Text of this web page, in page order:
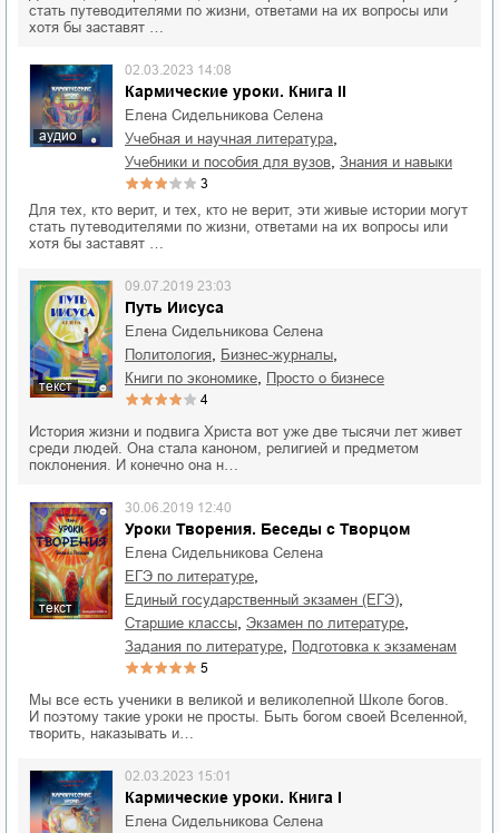
стать путеводителями по жизни, ответами на их вопросы или
хотя бы заставят …
аудио
Кармические уроки. Книга II
02.03.2023 14:08
Елена Сидельникова Селена
учебная и научная литература
учебники и пособия для вузов знания и навыки
3
Для тех, кто верит, и тех, кто не верит, эти живые истории могут
стать путеводителями по жизни, ответами на их вопросы или
хотя бы заставят …
текст
Путь Иисуса
09.07.2019 23:03
Елена Сидельникова Селена
политология
бизнес-журналы
книги по экономике просто о бизнесе
4
История жизни и подвига Христа вот уже две тысячи лет живет
среди людей. Она стала каноном, религией и предметом
поклонения. И конечно она н…
текст
Уроки Творения. Беседы с Творцом
30.06.2019 12:40
Елена Сидельникова Селена
ЕГЭ по литературе
единый государственный экзамен (ЕГЭ)
старшие классы экзамен по литературе
задания по литературе подготовка к экзаменам
5
Мы все есть ученики в великой и великолепной Школе богов.
И поэтому такие уроки не просты. Быть богом своей Вселенной,
творить, наказывать и…
Кармические уроки. Книга I
02.03.2023 15:01
Елена Сидельникова Селена